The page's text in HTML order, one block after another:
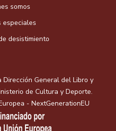
somos
especiales
desistimiento
General del Libro y
de Cultura y Deporte.
- NextGenerationEU